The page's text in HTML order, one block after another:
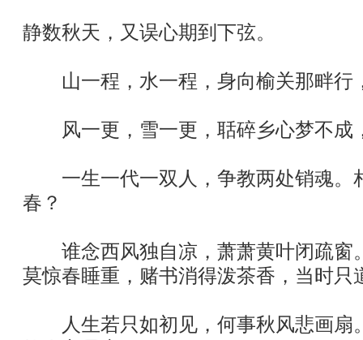
静数秋天，又误心期到下弦。
山一程，水一程，身向榆关那畔行
风一更，雪一更，聒碎乡心梦不成
一生一代一双人，争教两处销魂。
春？
谁念西风独自凉，萧萧黄叶闭疏窗
莫惊春睡重，赌书消得泼茶香，当时只
人生若只如初见，何事秋风悲画扇